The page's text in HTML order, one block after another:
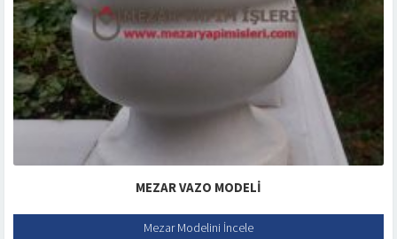
MEZAR VAZO MODELI
Mezar Modelini İncele